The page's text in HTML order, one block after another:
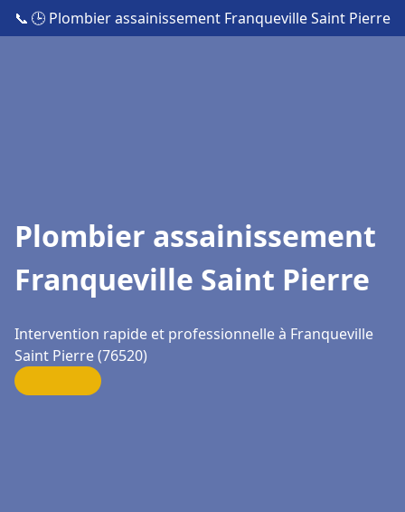
📞 🕒 Plombier assainissement Franqueville Saint Pierre
Plombier assainissement
Franqueville Saint Pierre
Intervention rapide et professionnelle à Franqueville
Saint Pierre (76520)